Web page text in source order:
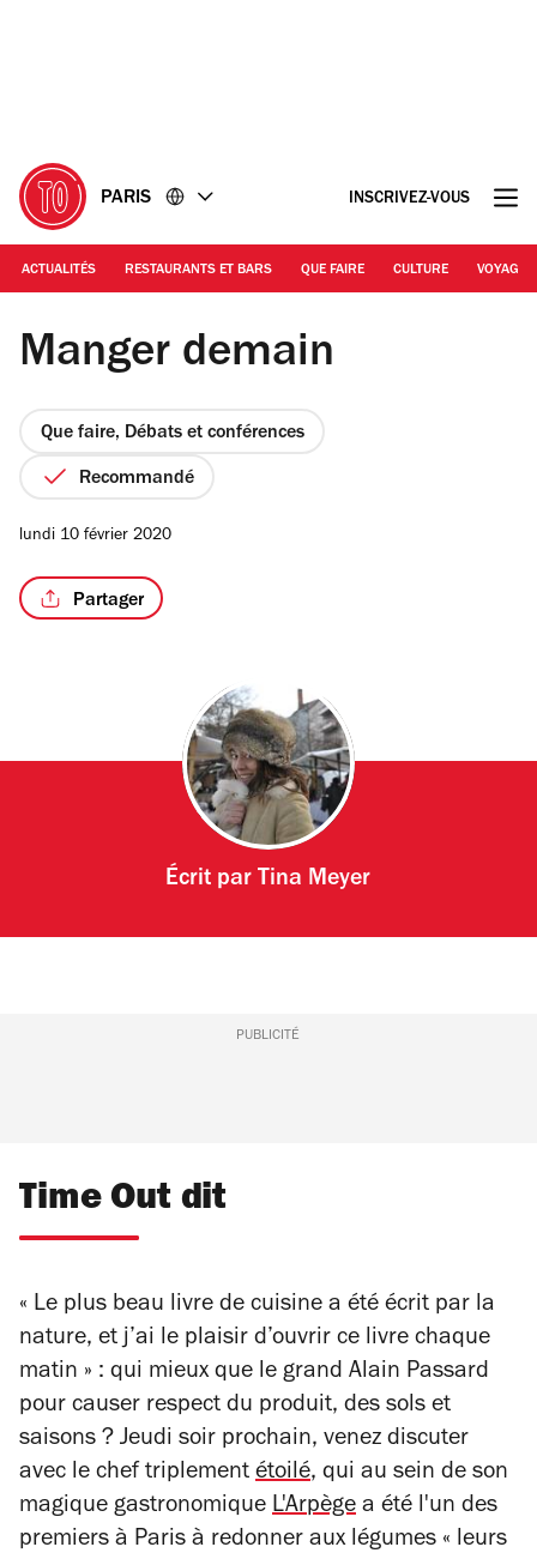
PARIS INSCRIVEZ-VOUS
ACTUALITÉS RESTAURANTS ET BARS QUE FAIRE CULTURE VOYAGE
© Maif Social Club
Manger demain
Que faire, Débats et conférences
Recommandé
lundi 10 février 2020
Partager
Écrit par Tina Meyer
PUBLICITÉ
Time Out dit
« Le plus beau livre de cuisine a été écrit par la
nature, et j’ai le plaisir d’ouvrir ce livre chaque
matin » : qui mieux que le grand Alain Passard
pour causer respect du produit, des sols et
saisons ? Jeudi soir prochain, venez discuter
avec le chef triplement étoilé, qui au sein de son
magique gastronomique L'Arpège a été l'un des
premiers à Paris à redonner aux légumes « leurs